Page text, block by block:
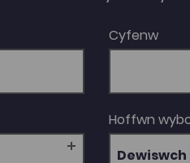
Cyfenw
Hoffwn